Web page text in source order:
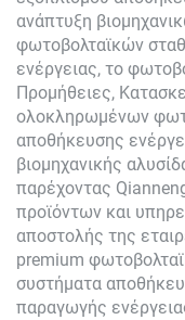
ανάπτυξη
φωτοβολταϊκών
ενέργειας, το
Προμήθειες,
ολοκληρωμένων
αποθήκευσης
βιομηχανικής
παρέχοντας
προϊόντων και
αποστολής της
premium
συστήματα
παραγωγής